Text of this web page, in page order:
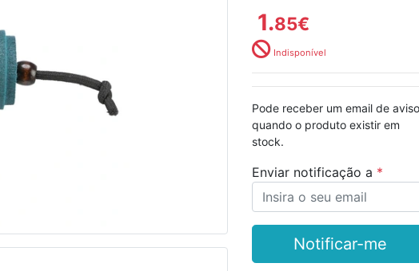
1.85€
Indisponível
Pode receber um email de aviso
quando o produto existir em
stock.
Enviar notificação a
Notificar-me